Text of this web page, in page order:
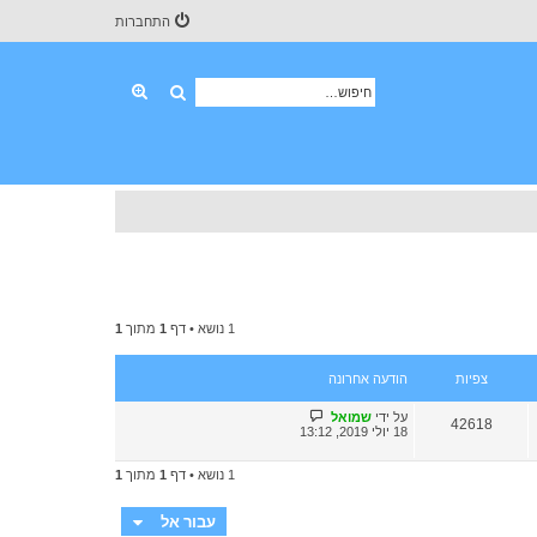
התחברות
חיפוש
1 נושא • דף 1 מתוך 1
צפיות הודעה אחרונה
42618 על ידי שמואל
18 יולי 2019, 13:12
1 נושא • דף 1 מתוך 1
עבור אל